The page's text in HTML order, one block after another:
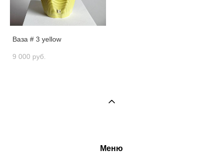
Ваза # 3 yellow
9 000 pуб.
Меню